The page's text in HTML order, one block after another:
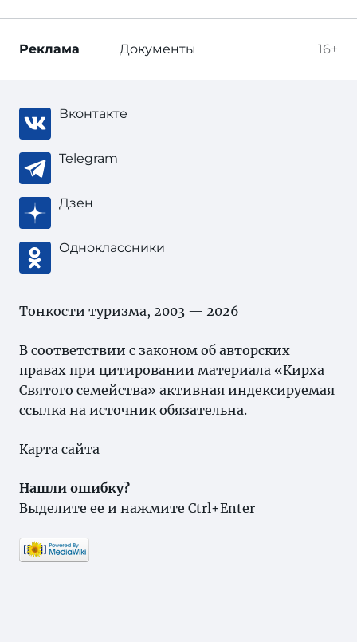
16+
Реклама Документы
Вконтакте
Telegram
Дзен
Одноклассники
Тонкости туризма, 2003 — 2026
В соответствии с законом об авторских
правах при цитировании материала «Кирха
Святого семейства» активная индексируемая
ссылка на источник обязательна.
Карта сайта
Нашли ошибку?
Выделите ее и нажмите Ctrl+Enter